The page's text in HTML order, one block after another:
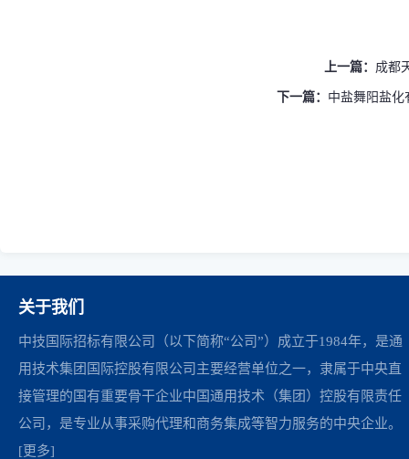
上一篇： 成都
下一篇： 中盐舞阳盐
关于我们
中技国际招标有限公司（以下简称“公司”）成立于1984年，是通
用技术集团国际控股有限公司主要经营单位之一，隶属于中央直
接管理的国有重要骨干企业中国通用技术（集团）控股有限责任
公司，是专业从事采购代理和商务集成等智力服务的中央企业。
[更多]